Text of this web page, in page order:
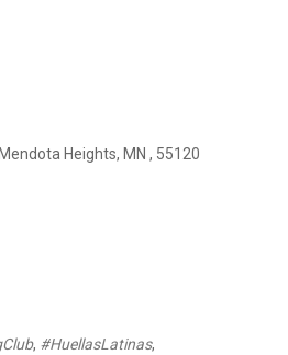
Heights, MN , 55120
, #HuellasLatinas,